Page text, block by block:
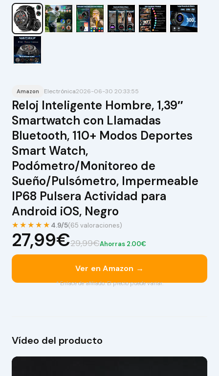
Amazon Electrónica2026-06-30 20:33:55
Reloj Inteligente Hombre, 1,39″
Smartwatch con Llamadas
Bluetooth, 110+ Modos Deportes
Smart Watch,
Podómetro/Monitoreo de
Sueño/Pulsómetro, Impermeable
IP68 Pulsera Actividad para
Android iOS, Negro
★★★★★ 4.9/5(65 valoraciones)
27,99€29,99€Ahorras 2.00€
Ver en Amazon →
* Enlace de afiliado. El precio puede variar.
Vídeo del producto